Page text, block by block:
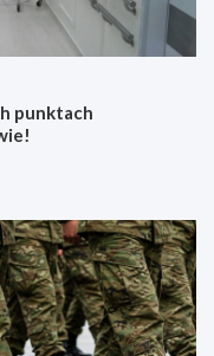
punktach